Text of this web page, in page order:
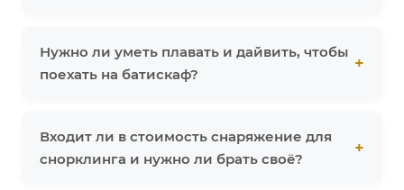
Нужно ли уметь плавать и дайвить, чтобы
поехать на батискаф?
Входит ли в стоимость снаряжение для
снорклинга и нужно ли брать своё?